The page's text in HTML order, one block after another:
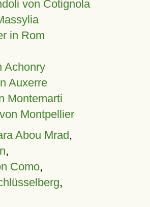
von Cotignola
in Rom
Achonry
Auxerre
Montemarti
Montpellier
Abou Mrad,
,
Como,
,